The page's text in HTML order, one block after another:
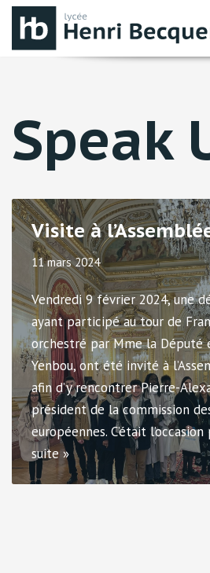
Aller
Speak
Visite à
11 mars 2024
Vendredi 9 février 2024, une
ayant participé au tour de
orchestré par Mme la Député
Yenbou, ont été invité à
afin d’y rencontrer Pierre-
président de la commission
européennes. C’était
suite »